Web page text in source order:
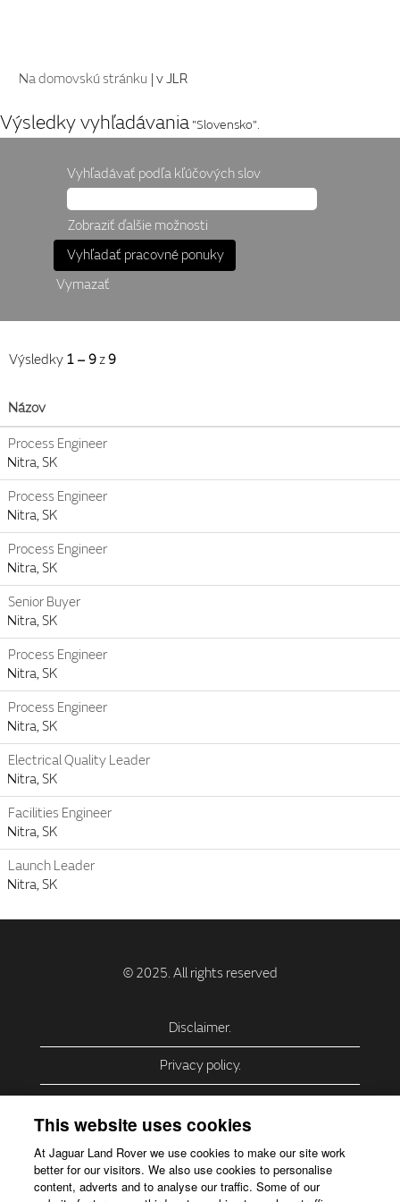
Na domovskú stránku | v JLR(aktuálna
Výsledky vyhľadávania "Slovensko".
Vyhľadávať podľa kľúčových slov
Zobraziť ďalšie možnosti
Vymazať
Výsledky 1 – 9z9
Názov
Process Engineer
Nitra, SK
Process Engineer
Nitra, SK
Process Engineer
Nitra, SK
Senior Buyer
Nitra, SK
Process Engineer
Nitra, SK
Process Engineer
Nitra, SK
Electrical Quality Leader
Nitra, SK
Facilities Engineer
Nitra, SK
Launch Leader
Nitra, SK
Disclaimer.
Privacy policy.
Accessibility.
This website uses cookies
At Jaguar Land Rover we use cookies to make our site work
better for our visitors. We also use cookies to personalise
content, adverts and to analyse our traffic. Some of our